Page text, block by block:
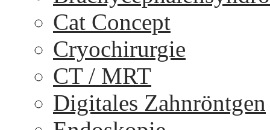
Cat Concept
Cryochirurgie
CT / MRT
Digitales Zahnröntgen